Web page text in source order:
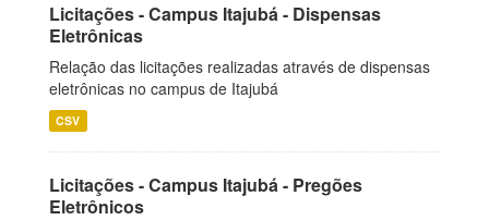
Licitações - Campus Itajubá - Dispensas
Eletrônicas
Relação das licitações realizadas através de dispensas
eletrônicas no campus de Itajubá
CSV
Licitações - Campus Itajubá - Pregões
Eletrônicos